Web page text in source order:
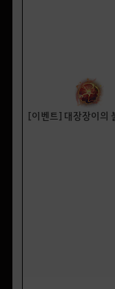
[이벤트] 대장장이의